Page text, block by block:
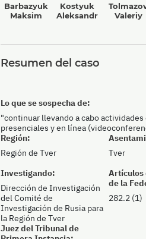
Barbazyuk
Maksim
Kostyuk
Aleksandr
Valeriy
Resumen del caso
Región:
Región de Tver
Tver
Lo que se sospecha de:
"continuar llevando a cabo
presenciales y en línea
Investigando:
Dirección de Investigación
del Comité de
Investigación de Rusia para
la Región de Tver
Artículos
de la
282.2 (1)
Juez del Tribunal de